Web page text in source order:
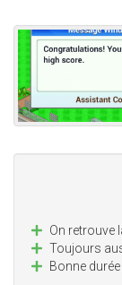
On retrouve
Toujours
Bonne durée